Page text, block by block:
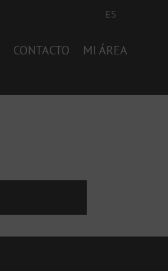
ES
CONTACTO MI ÁREA